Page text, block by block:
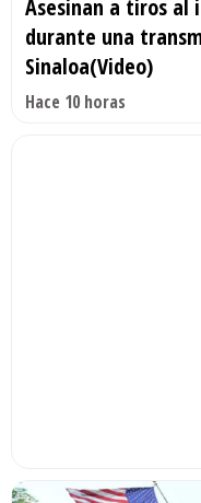
Asesinan a tiros al
durante una
Sinaloa(Video)
Hace 10 horas